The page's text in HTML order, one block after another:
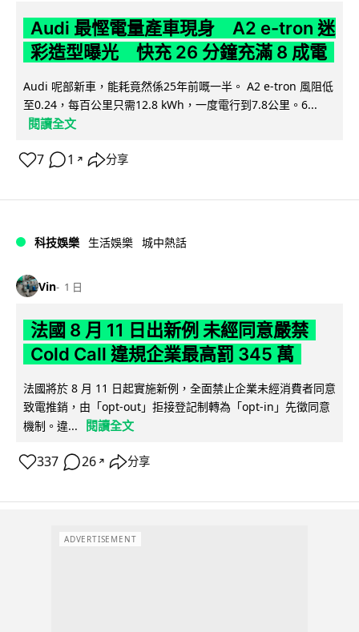
Audi 最慳電量產車現身 A2 e-tron 迷
彩造型曝光 快充 26 分鐘充滿 8 成電
Audi 呢部新車，能耗竟然係25年前嘅一半。 A2 e-tron 風阻低
至0.24，每百公里只需12.8 kWh，一度電行到7.8公里。6...
閱讀全文
7 1 ↗ 分享
科技娛樂 生活娛樂 城中熱話
Vin 1 日
法國 8 月 11 日出新例 未經同意嚴禁
Cold Call 違規企業最高罰 345 萬
法國將於 8 月 11 日起實施新例，全面禁止企業未經消費者同意
致電推銷，由「opt-out」拒接登記制轉為「opt-in」先徵同意
機制。違...
閱讀全文
337 26 ↗ 分享
ADVERTISEMENT